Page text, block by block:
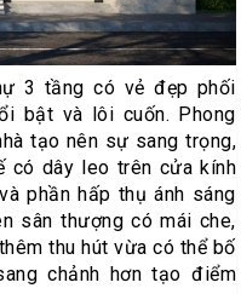
3 tầng có vẻ đẹp phối
bật và lôi cuốn. Phong
tạo nên sự sang trọng,
có dây leo trên cửa kính
phần hấp thụ ánh sáng
sân thượng có mái che,
thu hút vừa có thể bố
chảnh hơn tạo điểm